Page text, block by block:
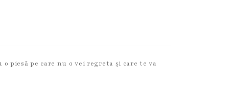
pe care nu o vei regreta și care te va